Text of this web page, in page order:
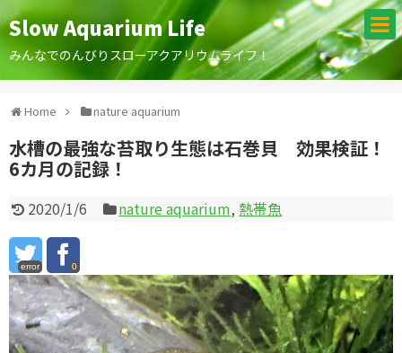
Slow Aquarium Life
みんなでのんびりスローアクアリウムライフ！
Home nature aquarium
水槽の最強な苔取り生態は石巻貝 効果検証！
6カ月の記録！
2020/1/6 nature aquarium, 熱帯魚
error 0